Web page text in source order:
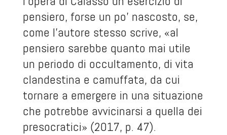
pensiero, forse un po' nascosto, se,
come l'autore stesso scrive, «al
pensiero sarebbe quanto mai utile
un periodo di occultamento, di vita
clandestina e camuffata, da cui
tornare a emergere in una situazione
che potrebbe avvicinarsi a quella dei
presocratici» (2017, p. 47).